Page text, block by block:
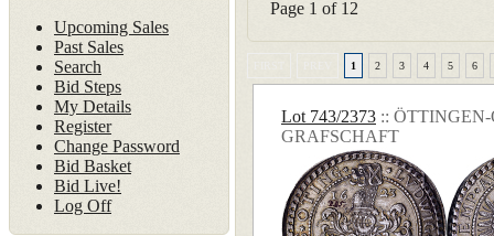
Page 1 of 12
1 2 3 4 5 6
Lot 743/2373 ::
GRAFSCHAFT
Upcoming Sales
Past Sales
Search
Bid Steps
My Details
Register
Change Password
Bid Basket
Bid Live!
Log Off